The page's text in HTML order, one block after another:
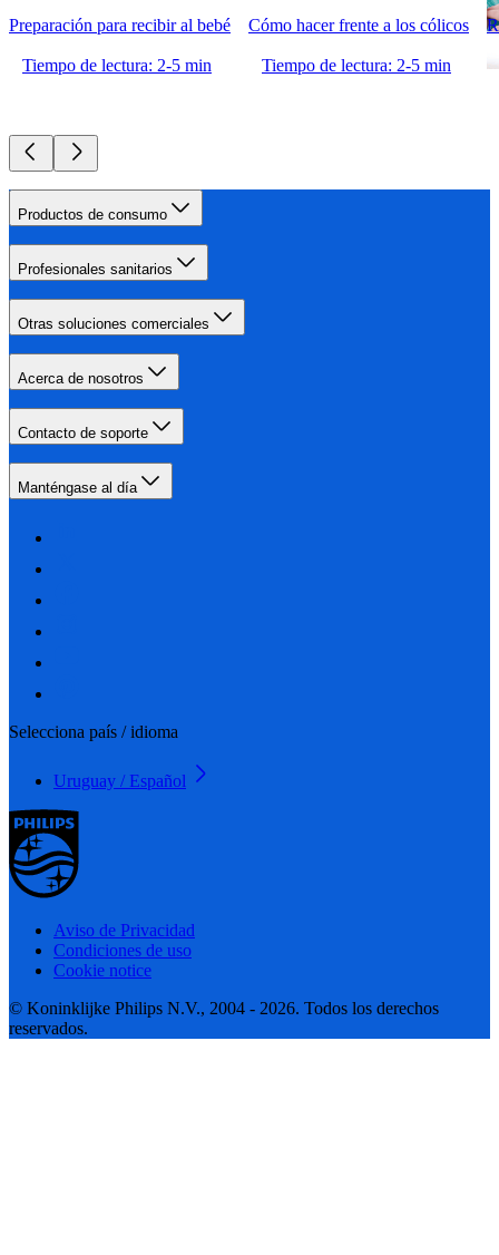
Preparación para recibir al bebé
Tiempo de lectura: 2-5 min
Cómo hacer frente a los cólicos
Tiempo de lectura: 2-5 min
Productos de consumo
Profesionales sanitarios
Otras soluciones comerciales
Acerca de nosotros
Contacto de soporte
Manténgase al día
Selecciona país / idioma
Uruguay / Español
Aviso de Privacidad
Condiciones de uso
Cookie notice
© Koninklijke Philips N.V., 2004 - 2026. Todos los derechos
reservados.